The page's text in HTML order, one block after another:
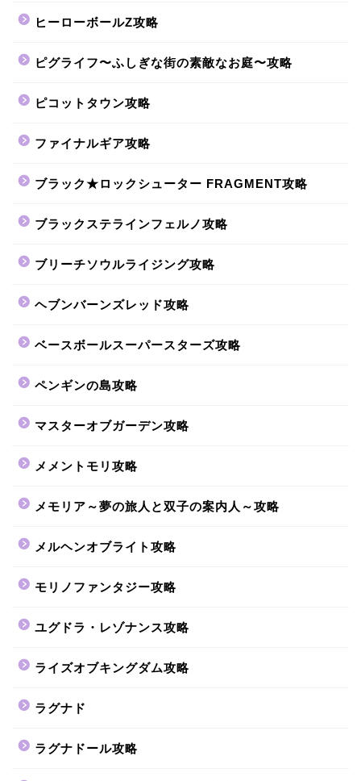
ヒーローボールZ攻略
ピグライフ〜ふしぎな街の素敵なお庭〜攻略
ピコットタウン攻略
ファイナルギア攻略
ブラック★ロックシューター FRAGMENT攻略
ブラックステラインフェルノ攻略
ブリーチソウルライジング攻略
ヘブンバーンズレッド攻略
ベースボールスーパースターズ攻略
ペンギンの島攻略
マスターオブガーデン攻略
メメントモリ攻略
メモリア～夢の旅人と双子の案内人～攻略
メルヘンオブライト攻略
モリノファンタジー攻略
ユグドラ・レゾナンス攻略
ライズオブキングダム攻略
ラグナド
ラグナドール攻略